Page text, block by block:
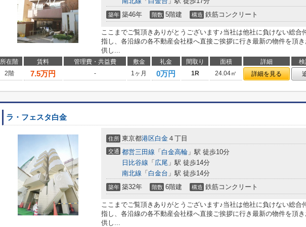
築年 築46年 階数 5階建 構造 鉄筋コンクリート
ここまでご覧頂きありがとうございます♪当社は他社に負けない総合
指し、各沿線の各不動産会社様へ直接ご挨拶に行き最新の物件を頂
供し...
所在階 賃料 管理費・共益費 敷金 礼金 間取り 面積 詳細
検
2階
7.5万円 - 1ヶ月 0万円 1R 24.04㎡ 詳細を見る
ラ・フェスタ白金
住所 東京都港区白金 ４丁目
交通 都営三田線 「 白金高輪 」駅 徒歩10分
日比谷線 「 広尾 」駅 徒歩14分
南北線 「 白金台 」駅 徒歩14分
築年 築32年 階数 6階建 構造 鉄筋コンクリート
ここまでご覧頂きありがとうございます♪当社は他社に負けない総合
指し、各沿線の各不動産会社様へ直接ご挨拶に行き最新の物件を頂
供し...